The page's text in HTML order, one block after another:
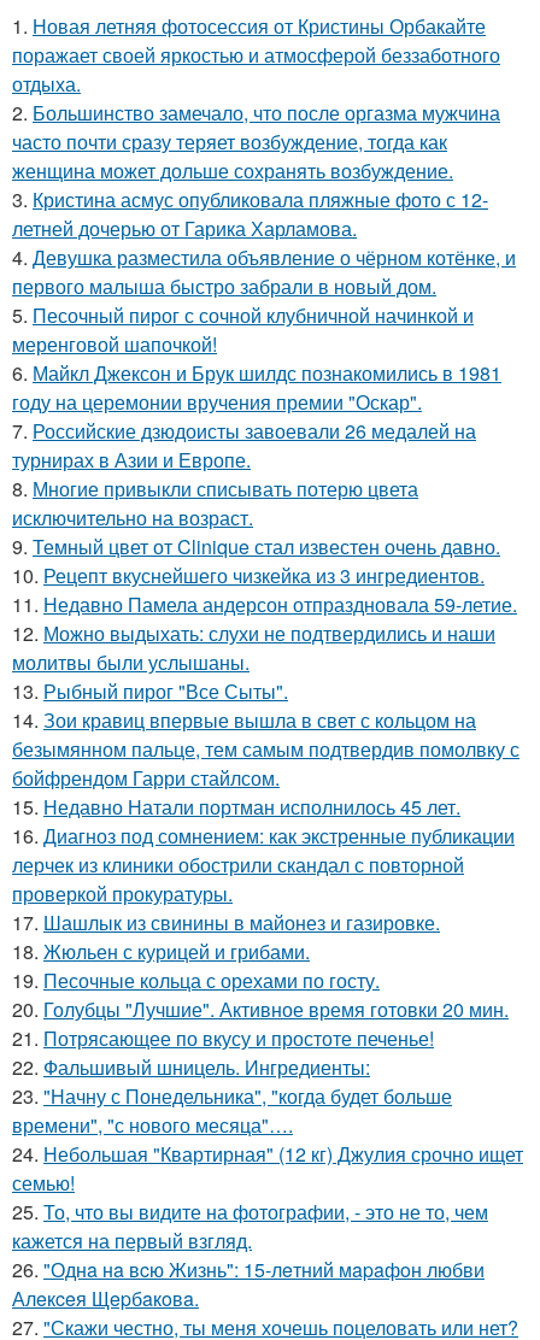
1. Новая летняя фотосессия от Кристины Орбакайте
поражает своей яркостью и атмосферой беззаботного
отдыха.
2. Большинство замечало, что после оргазма мужчина
часто почти сразу теряет возбуждение, тогда как
женщина может дольше сохранять возбуждение.
3. Кристина асмус опубликовала пляжные фото с 12-
летней дочерью от Гарика Харламова.
4. Девушка разместила объявление о чёрном котёнке, и
первого малыша быстро забрали в новый дом.
5. Песочный пирог с сочной клубничной начинкой и
меренговой шапочкой!
6. Майкл Джексон и Брук шилдс познакомились в 1981
году на церемонии вручения премии "Оскар".
7. Российские дзюдоисты завоевали 26 медалей на
турнирах в Азии и Европе.
8. Многие привыкли списывать потерю цвета
исключительно на возраст.
9. Темный цвет от Clinique стал известен очень давно.
10. Рецепт вкуснейшего чизкейка из 3 ингредиентов.
11. Недавно Памела андерсон отпраздновала 59-летие.
12. Можно выдыхать: слухи не подтвердились и наши
молитвы были услышаны.
13. Рыбный пирог "Все Сыты".
14. Зои кравиц впервые вышла в свет с кольцом на
безымянном пальце, тем самым подтвердив помолвку с
бойфрендом Гарри стайлсом.
15. Недавно Натали портман исполнилось 45 лет.
16. Диагноз под сомнением: как экстренные публикации
лерчек из клиники обострили скандал с повторной
проверкой прокуратуры.
17. Шашлык из свинины в майонез и газировке.
18. Жюльен с курицей и грибами.
19. Песочные кольца с орехами по госту.
20. Голубцы "Лучшие". Активное время готовки 20 мин.
21. Потрясающее по вкусу и простоте печенье!
22. Фальшивый шницель. Ингредиенты:
23. "Начну с Понедельника", "когда будет больше
времени", "с нового месяца"….
24. Небольшая "Квартирная" (12 кг) Джулия срочно ищет
семью!
25. То, что вы видите на фотографии, - это не то, чем
кажется на первый взгляд.
26. "Однa нa вcю Жизнь": 15-лeтний мapaфoн любви
Алeкceя Щepбaкoвa.
27. "Скажи честно, ты меня хочешь поцеловать или нет?